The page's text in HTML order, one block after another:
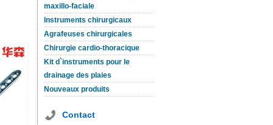
maxillo-faciale
Instruments chirurgicaux
Agrafeuses chirurgicales
Chirurgie cardio-thoracique
Kit d`instruments pour le
drainage des plaies
Nouveaux produits
Contact